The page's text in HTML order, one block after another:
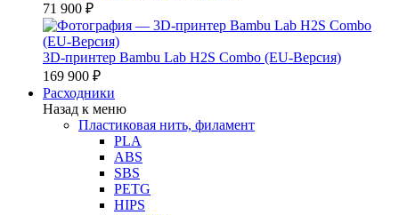
71 900 ₽
3D-принтер Bambu Lab H2S Combo (EU-Версия)
169 900 ₽
Расходники
Назад к меню
Пластиковая нить, филамент
PLA
ABS
SBS
PETG
HIPS